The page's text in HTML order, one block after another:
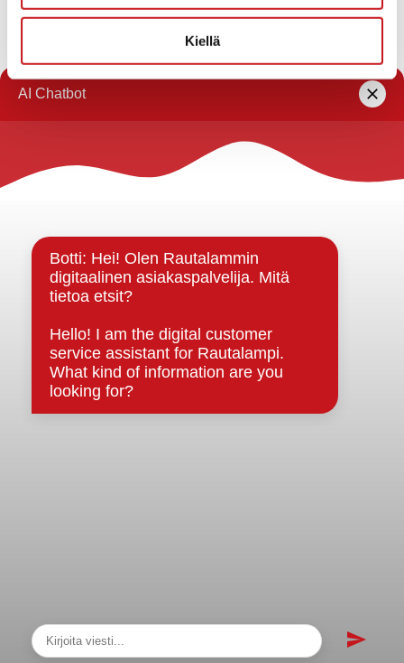
Kiellä
jaana.kapustamaki@savogrow.fi
« Uutishuone
Rautalammin kunta
Strategiat, ohjelmat, ohjeet, suunnitelmat, säännöt ja
sopimukset
Asiakirjajulkisuuskuvaus
Evästeet
Saavutettavuusseloste
Tietosuoja
Tietosuojaselosteet